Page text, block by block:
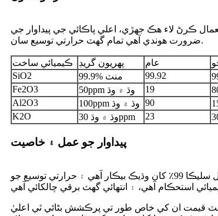
ڪرڻ لاء هڪ جهڙي، اعلي پاڪائي جي پيداوار جي
ضرورت هوندي آهي تمام گهٽ حرارتي توسيع سان.
ڪيميائي ساخت پهريون گريڊ عام
SiO2
99.9% منٽ 99.92
Fe2O3
50ppm وڌ ۾ وڌ 19
Al2O3
100ppm وڌ ۾ وڌ 90
K2O
وڌ ۾ وڌ 30ppm 23
پيداوار جو عمل ۽ خاصيت
فيوز ٿيل سليڪا اعلي پاڪائي سليڪا مان ٺاهيو ويو آهي، اعلي معيار کي يقيني بڻائڻ لاء منفرد فيوزن ٽيڪنالاجي استعمال ڪندي.اسان جي فيوز ٿيل سليڪا 99٪ کان وڌيڪ بيڪار آهي ۽ حرارتي توسيع جو
۽ گهٽ قيمت ان کي خاص طور تي پرڪشش بڻائي ٿي اعليٰ